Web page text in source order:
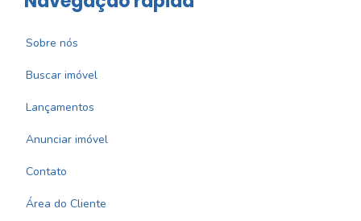
Sobre nós
Buscar imóvel
Lançamentos
Anunciar imóvel
Contato
Área do Cliente